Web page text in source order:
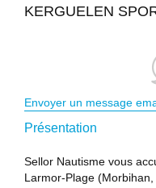
KERGUELEN
Envoyer un message
Présentation
Sellor Nautisme vous
Larmor-Plage